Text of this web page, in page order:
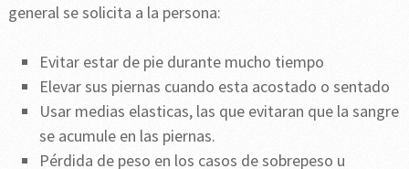
general se solicita a la persona:
Evitar estar de pie durante mucho tiempo
Elevar sus piernas cuando esta acostado o sentado
Usar medias elasticas, las que evitaran que la sangre
se acumule en las piernas.
Pérdida de peso en los casos de sobrepeso u